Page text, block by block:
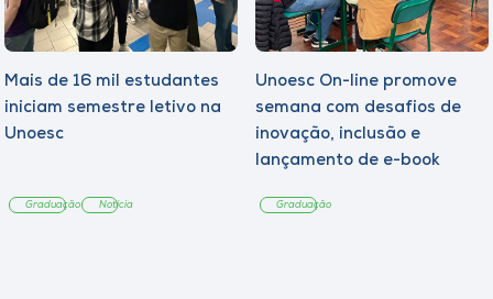
Mais de 16 mil estudantes
iniciam semestre letivo na
Unoesc
Graduação Notícia
Unoesc On-line promove
semana com desafios de
inovação, inclusão e
lançamento de e-book
Graduação